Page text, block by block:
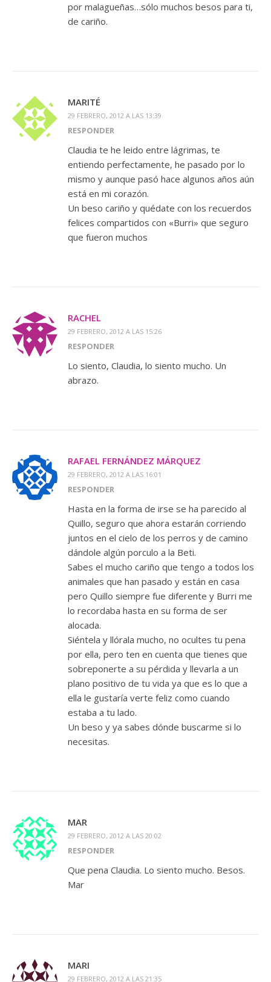
por malagueñas…sólo muchos besos para ti,
de cariño.
MARITÉ
29 FEBRERO, 2012 A LAS 13:39
RESPONDER
Claudia te he leido entre lágrimas, te
entiendo perfectamente, he pasado por lo
mismo y aunque pasó hace algunos años aún
está en mi corazón.
Un beso cariño y quédate con los recuerdos
felices compartidos con «Burri» que seguro
que fueron muchos
RACHEL
29 FEBRERO, 2012 A LAS 15:26
RESPONDER
Lo siento, Claudia, lo siento mucho. Un
abrazo.
RAFAEL FERNÁNDEZ MÁRQUEZ
29 FEBRERO, 2012 A LAS 16:01
RESPONDER
Hasta en la forma de irse se ha parecido al
Quillo, seguro que ahora estarán corriendo
juntos en el cielo de los perros y de camino
dándole algún porculo a la Beti.
Sabes el mucho cariño que tengo a todos los
animales que han pasado y están en casa
pero Quillo siempre fue diferente y Burri me
lo recordaba hasta en su forma de ser
alocada.
Siéntela y llórala mucho, no ocultes tu pena
por ella, pero ten en cuenta que tienes que
sobreponerte a su pérdida y llevarla a un
plano positivo de tu vida ya que es lo que a
ella le gustaría verte feliz como cuando
estaba a tu lado.
Un beso y ya sabes dónde buscarme si lo
necesitas.
MAR
29 FEBRERO, 2012 A LAS 20:02
RESPONDER
Que pena Claudia. Lo siento mucho. Besos.
Mar
MARI
29 FEBRERO, 2012 A LAS 21:35